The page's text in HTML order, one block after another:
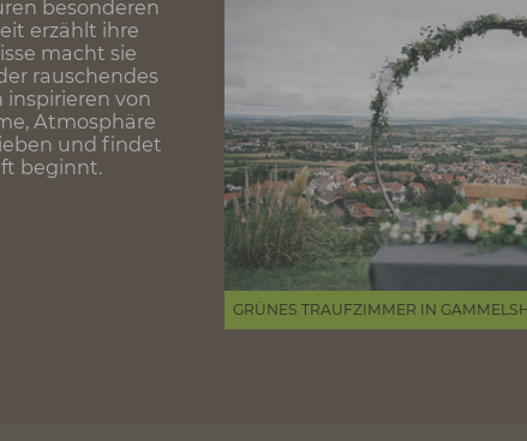
unter freiem Himmel mit
Charme und Geschichte.
historischen
die Alb: In unserer
euren besonderen
erzählt ihre
Kulisse macht sie
oder rauschendes
euch inspirieren von
Charme, Atmosphäre
Verlieben und findet